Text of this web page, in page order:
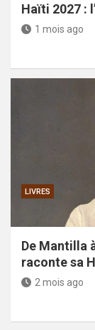
Haïti 2027 :
1 mois ago
LIVRES
De Mantilla
raconte sa
2 mois ago